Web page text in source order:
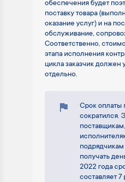
обеспечения будет
поставку товара
оказание услуг) и на
обслуживание,
Соответственно,
этапа исполнения
цикла заказчик должен
отдельно.
Срок оплаты
сократился.
поставщикам,
получать
2022 года
составляет